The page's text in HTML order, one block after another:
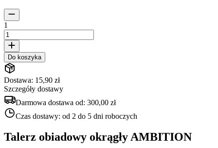
1
Do koszyka
Dostawa: 15,90 zł
Szczegóły dostawy
Darmowa dostawa od: 300,00 zł
Czas dostawy: od 2 do 5 dni roboczych
Talerz obiadowy okrągły AMBITION